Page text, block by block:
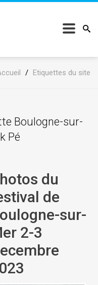
/ Etiquettes du site
Boulogne-sur-
Pé
du
de
sur-
2-3